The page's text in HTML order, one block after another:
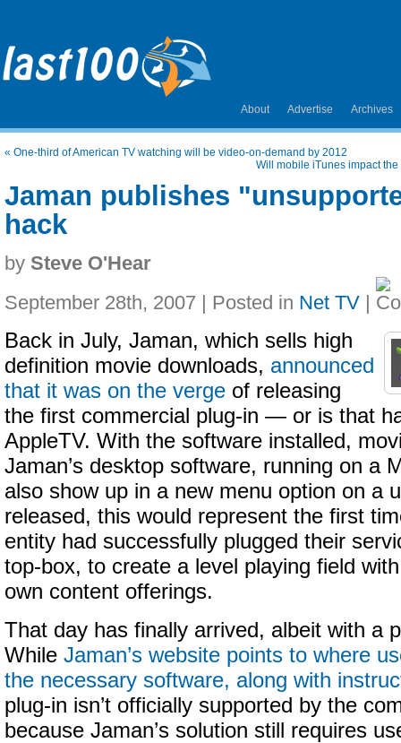
About Advertise Archives
« One-third of American TV watching will be video-on-demand by 2012
Will mobile iTunes impact
Jaman publishes
hack
by Steve O'Hear
September 28th, 2007 | Posted in Net TV |
Back in July, Jaman, which sells high
definition movie downloads, announced
that it was on the verge of releasing
the first commercial plug-in — or is that
AppleTV. With the software installed,
Jaman’s desktop software, running on a
also show up in a new menu option on a
released, this would represent the first
entity had successfully plugged their
top-box, to create a level playing field
own content offerings.
That day has finally arrived, albeit with a
While Jaman’s website points to where
the necessary software, along with
plug-in isn’t officially supported by the
because Jaman’s solution still requires